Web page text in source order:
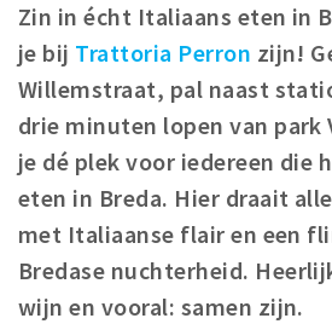
Inloggen
Zin in écht Italiaans eten in
je bij Trattoria Perron zijn!
Willemstraat, pal naast
drie minuten lopen van park
je dé plek voor iedereen die
eten in Breda. Hier draait
met Italiaanse flair en een
Bredase nuchterheid.
wijn en vooral: samen zijn.